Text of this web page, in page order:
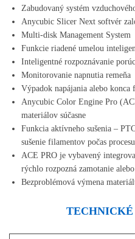
Zabudovaný systém
Anycubic Slicer Next softvér
Multi-disk Management System
Funkcie riadené umelou
Inteligentné rozpoznávanie
Monitorovanie napnutia remeňa
Výpadok napájania alebo konca
Anycubic Color Engine Pro
materiálov súčasne
Funkcia aktívneho sušenia –
sušenie filamentov počas
ACE PRO je vybavený
rýchlo rozpozná zamotanie
Bezproblémová výmena